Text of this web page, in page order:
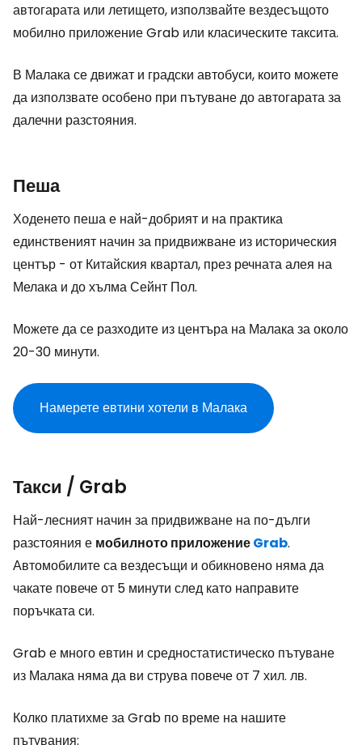
автогарата или летището, използвайте вездесъщото
мобилно приложение Grab или класическите таксита.
В Малака се движат и градски автобуси, които можете
да използвате особено при пътуване до автогарата за
далечни разстояния.
Пеша
Ходенето пеша е най-добрият и на практика
единственият начин за придвижване из историческия
център - от Китайския квартал, през речната алея на
Мелака и до хълма Сейнт Пол.
Можете да се разходите из центъра на Малака за около
20-30 минути.
Намерете евтини хотели в Малака
Такси / Grab
Най-лесният начин за придвижване на по-дълги
разстояния е мобилното приложениеGrab.
Автомобилите са вездесъщи и обикновено няма да
чакате повече от 5 минути след като направите
поръчката си.
Grab е много евтин и средностатистическо пътуване
из Малака няма да ви струва повече от 7 хил. лв.
Колко платихме за Grab по време на нашите
пътувания: